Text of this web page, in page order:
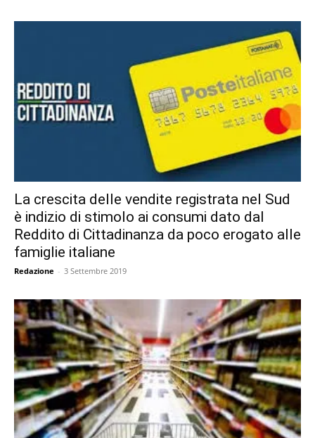
La crescita delle vendite registrata nel Sud
è indizio di stimolo ai consumi dato dal
Reddito di Cittadinanza da poco erogato alle
famiglie italiane
Redazione - 3 Settembre 2019